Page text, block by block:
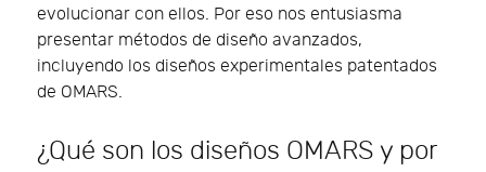
evolucionar con ellos. Por eso nos entusiasma
presentar métodos de diseño avanzados,
incluyendo los diseños experimentales patentados
de OMARS.
¿Qué son los diseños OMARS y por